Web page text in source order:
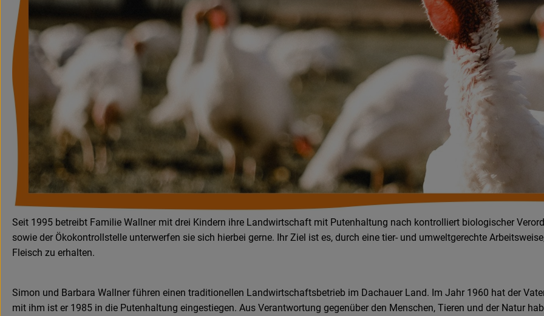
Seit 1995 betreibt Familie Wallner mit drei Kindern ihre Landwirtschaft mit Putenhaltung nach kontrolliert biologischer
sowie der Ökokontrollstelle unterwerfen sie sich hierbei gerne. Ihr Ziel ist es, durch eine tier- und umweltgerechte
Fleisch zu erhalten.
Simon und Barbara Wallner führen einen traditionellen Landwirtschaftsbetrieb im Dachauer Land. Im Jahr 1960 hat der
mit ihm ist er 1985 in die Putenhaltung eingestiegen. Aus Verantwortung gegenüber den Menschen, Tieren und der Natur